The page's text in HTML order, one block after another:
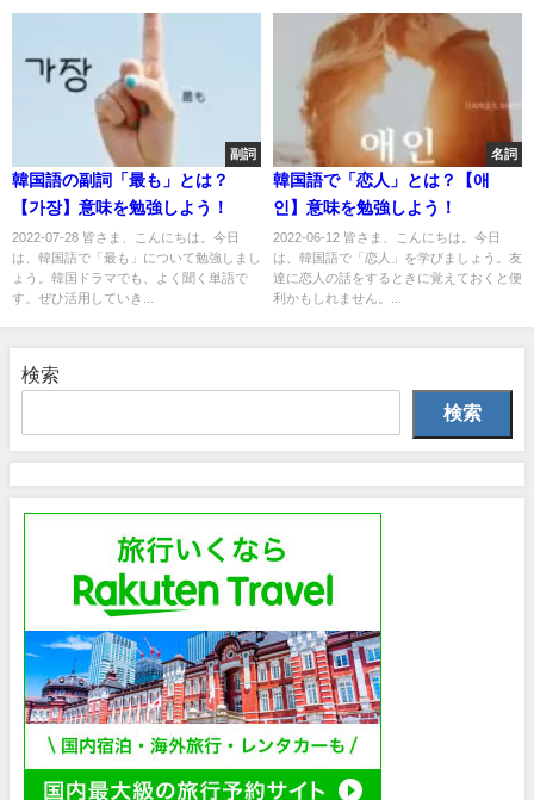
副詞
韓国語の副詞「最も」とは？
【가장】意味を勉強しよう！
2022-07-28 皆さま、こんにちは。今日
は、韓国語で「最も」について勉強しまし
ょう。韓国ドラマでも、よく聞く単語で
す。ぜひ活用していき...
名詞
韓国語で「恋人」とは？【애
인】意味を勉強しよう！
2022-06-12 皆さま、こんにちは。今日
は、韓国語で「恋人」を学びましょう。友
達に恋人の話をするときに覚えておくと便
利かもしれません。...
検索
検索